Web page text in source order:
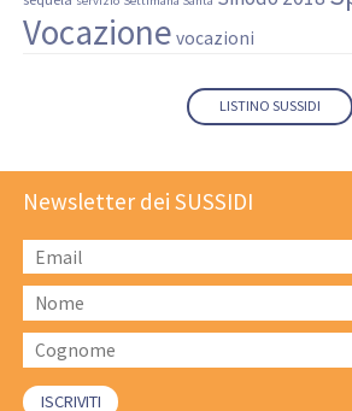
Vocazione vocazioni
LISTINO SUSSIDI
Newsletter dei SUSSIDI